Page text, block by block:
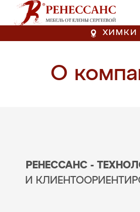
ХИМКИ
О
РЕНЕССАНС -
И